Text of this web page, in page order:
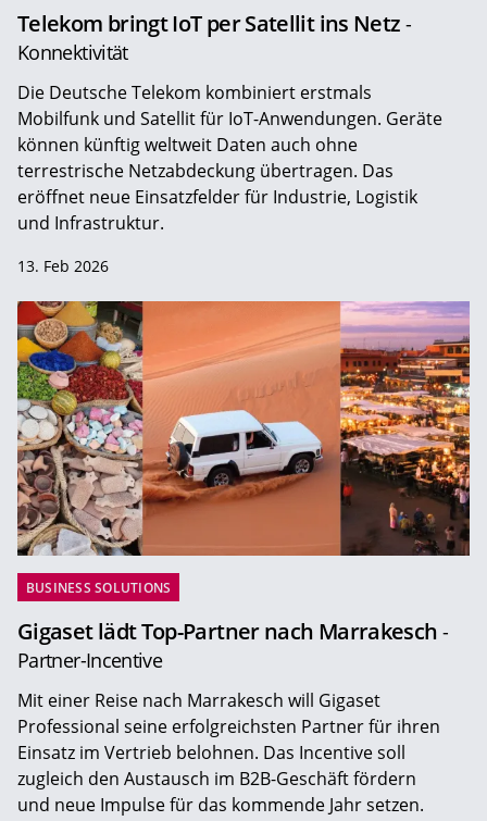
Telekom bringt IoT per Satellit ins Netz -
Konnektivität
Die Deutsche Telekom kombiniert erstmals
Mobilfunk und Satellit für IoT-Anwendungen. Geräte
können künftig weltweit Daten auch ohne
terrestrische Netzabdeckung übertragen. Das
eröffnet neue Einsatzfelder für Industrie, Logistik
und Infrastruktur.
13. Feb 2026
BUSINESS SOLUTIONS
Gigaset lädt Top-Partner nach Marrakesch -
Partner-Incentive
Mit einer Reise nach Marrakesch will Gigaset
Professional seine erfolgreichsten Partner für ihren
Einsatz im Vertrieb belohnen. Das Incentive soll
zugleich den Austausch im B2B-Geschäft fördern
und neue Impulse für das kommende Jahr setzen.